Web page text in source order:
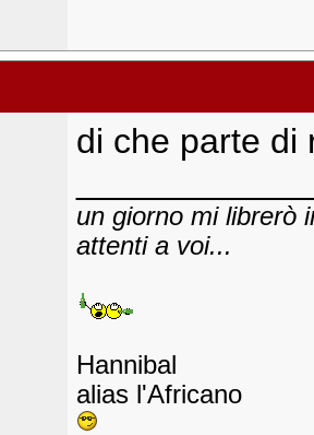
di che parte di
un giorno mi librerò
attenti a voi...
Hannibal
alias l'Africano